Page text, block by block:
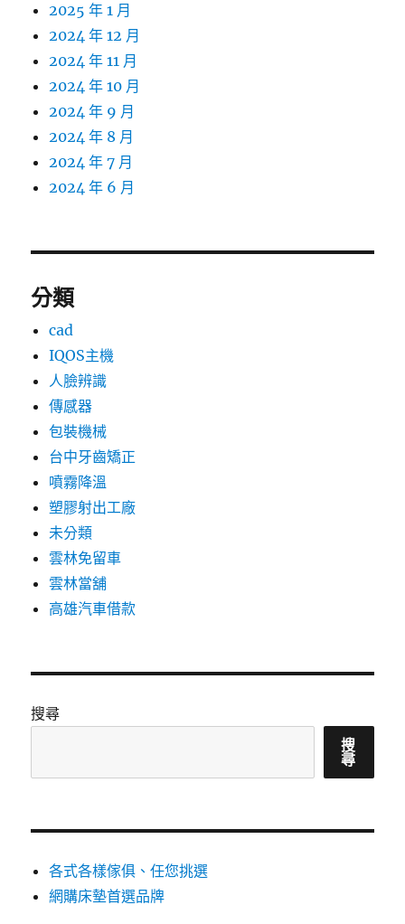
2025 年 1 月
2024 年 12 月
2024 年 11 月
2024 年 10 月
2024 年 9 月
2024 年 8 月
2024 年 7 月
2024 年 6 月
分類
cad
IQOS主機
人臉辨識
傳感器
包裝機械
台中牙齒矯正
噴霧降溫
塑膠射出工廠
未分類
雲林免留車
雲林當舖
高雄汽車借款
搜尋
搜
尋
各式各樣傢俱、任您挑選
網購床墊首選品牌